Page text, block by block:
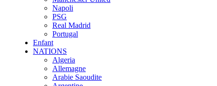
Napoli
PSG
Real Madrid
Portugal
Enfant
NATIONS
Algeria
Allemagne
Arabie Saoudite